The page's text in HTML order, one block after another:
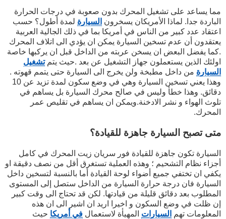
مما يساعد على تشغيل المحرك بدون صعوبة في درجات الحرارة
الباردة جدا. لماذا الأمريكان يسخرون السيارة لمدة أطول؟ حسب
اعتقاد عدد كبير من الناس في أمريكا بما في ذلك الجالية العربية
يعتقدون أن عدم تسخين السيارة يمكن ان يؤدي الى اتلاف المحرك
.كما يفضل البعض ان يسخن عربته من الداخل قبل ان يركبها خاصة
اولئك الذين يستعملون جهاز التشغيل عن بعد .حيث يتمتشغيل
السيارة من داخل مطبخة ولن يخرج الى السيارة حتى يتمم قهوته .
وهذا يعني تسخين السيارة وهي في وضع سكون لمدة تزيد عن 10
دقائق. وهذا خطأ وليس في صالح محرك السيارة بل يساهم في
تلوث الهواء و نشر الادخنة.ويمكن ان يساهم في تقليص عمر
المحرك.
متى تصبح السيارة جاهزة للقيادة؟
السيارة تكون جاهزة للقيادة فور سريان زيت المحرك في كامل
أجزاء نظام التشحيم ؛ وهذه العملية تستغرق أقل من نصف دقيقة او
يكفي ان تختفي جميع أضواء لوحة القيادة أما بالنسبة لتسخين داخل
السيارة فان درجة حرارة السيارة من الداخل ستصل إلى المستوى
المطلوب بعد دقائق قليلة من قيادتها. لكن قد تحتاج الى وقت كبير
إن ظلت في وضع السكون و اخيرا اريد ان اشير الى ان هذه
المعلومات تهم
السيارات المهيأة لاستعمال في أمريكا حيث